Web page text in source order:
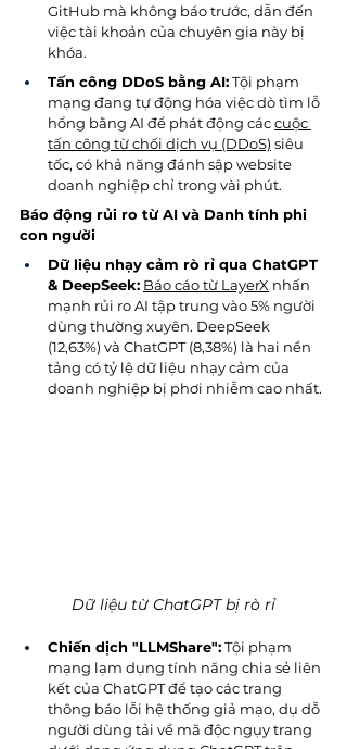
GitHub mà không báo trước, dẫn đến
việc tài khoản của chuyên gia này bị
khóa.
Tấn công DDoS bằng AI: Tội phạm
mạng đang tự động hóa việc dò tìm lỗ
hổng bằng AI để phát động các cuộc
tấn công từ chối dịch vụ (DDoS) siêu
tốc, có khả năng đánh sập website
doanh nghiệp chỉ trong vài phút.
Báo động rủi ro từ AI và Danh tính phi
con người
Dữ liệu nhạy cảm rò rỉ qua ChatGPT
& DeepSeek: Báo cáo từ LayerX nhấn
mạnh rủi ro AI tập trung vào 5% người
dùng thường xuyên. DeepSeek
(12,63%) và ChatGPT (8,38%) là hai nền
tảng có tỷ lệ dữ liệu nhạy cảm của
doanh nghiệp bị phơi nhiễm cao nhất.
Dữ liệu từ ChatGPT bị rò rỉ
Chiến dịch "LLMShare": Tội phạm
mạng lạm dụng tính năng chia sẻ liên
kết của ChatGPT để tạo các trang
thông báo lỗi hệ thống giả mạo, dụ dỗ
người dùng tải về mã độc ngụy trang